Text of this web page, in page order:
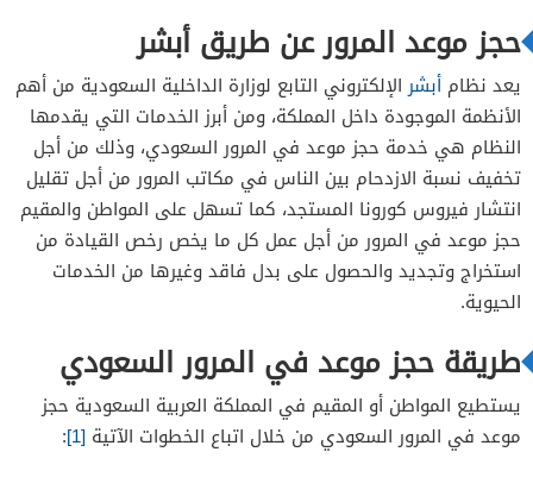
حجز موعد المرور عن طريق أبشر
يعد نظام أبشرالإلكتروني التابع لوزارة الداخلية السعودية من أهم
الأنظمة الموجودة داخل المملكة، ومن أبرز الخدمات التي يقدمها
النظام هي خدمة حجز موعد في المرور السعودي، وذلك من أجل
تخفيف نسبة الازدحام بين الناس في مكاتب المرور من أجل تقليل
انتشار فيروس كورونا المستجد، كما تسهل على المواطن والمقيم
حجز موعد في المرور من أجل عمل كل ما يخص رخص القيادة من
استخراج وتجديد والحصول على بدل فاقد وغيرها من الخدمات
الحيوية.
طريقة حجز موعد في المرور السعودي
يستطيع المواطن أو المقيم في المملكة العربية السعودية حجز
موعد في المرور السعودي من خلال اتباع الخطوات الآتية [1]
: